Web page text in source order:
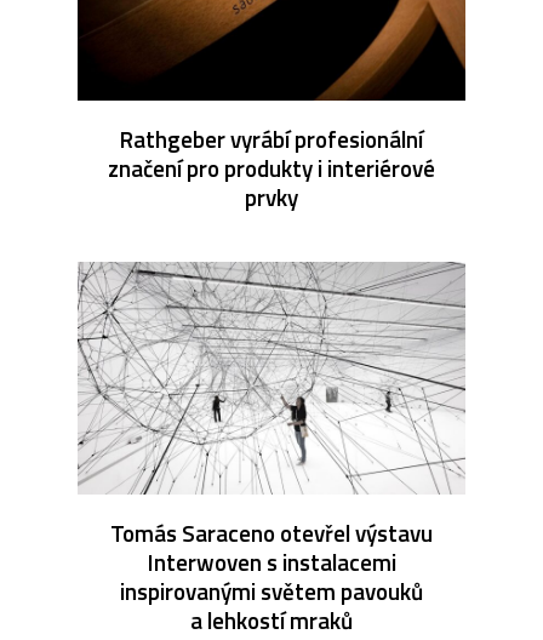
Rathgeber vyrábí profesionální
značení pro produkty i interiérové
prvky
Tomás Saraceno otevřel výstavu
Interwoven s instalacemi
inspirovanými světem pavouků
a lehkostí mraků